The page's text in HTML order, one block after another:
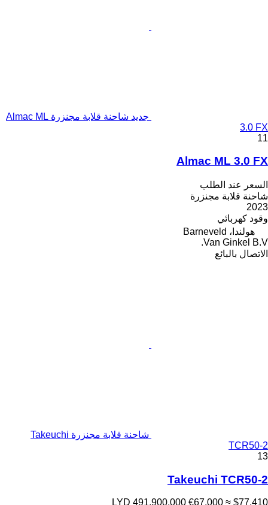
جديد شاحنة قلابة مجنزرة Almac ML
3.0 FX
11
Almac ML 3.0 FX
السعر عند الطلب
شاحنة قلابة مجنزرة
2023
وقود كهربائي
هولندا، Barneveld
Van Ginkel B.V.
الاتصال بالبائع
شاحنة قلابة مجنزرة Takeuchi
TCR50-2
13
Takeuchi TCR50-2
LYD 491,900.000 €67,000 ≈ $77,410